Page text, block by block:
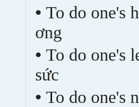
• To do one's
ơng
• To do one's
sức
• To do one's